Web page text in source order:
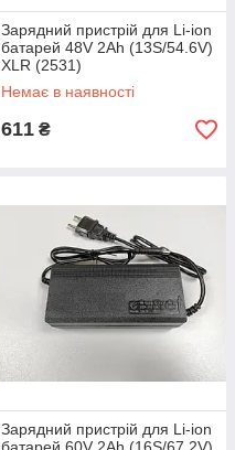
Зарядний пристрій для Li-ion
батарей 48V 2Ah (13S/54.6V)
XLR (2531)
Немає в наявності
611 ₴
Зарядний пристрій для Li-ion